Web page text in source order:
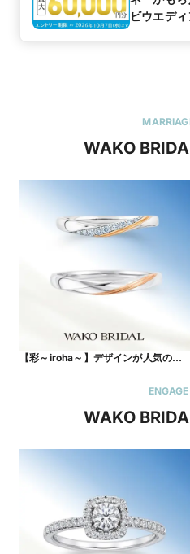
ビウエデ
WAKO
【彩～iroha～】デザインが人気のコ
WAKO